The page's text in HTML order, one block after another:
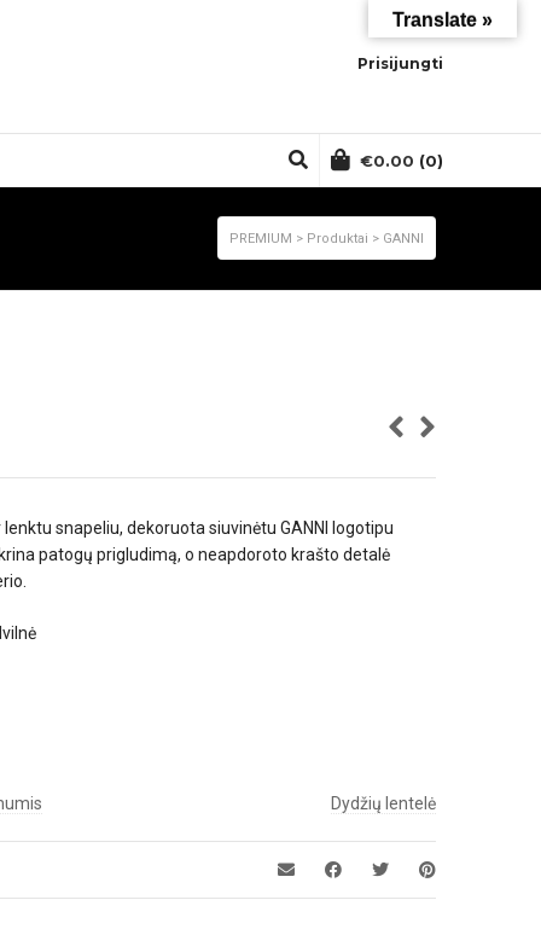
Prisijungti
€0.00 (0)
PREMIUM > Produktai > GANNI
snapeliu, dekoruota siuvinėtu GANNI
logotipu
patogų prigludimą, o neapdoroto krašto detalė
Dydžių lentelė
Translate »